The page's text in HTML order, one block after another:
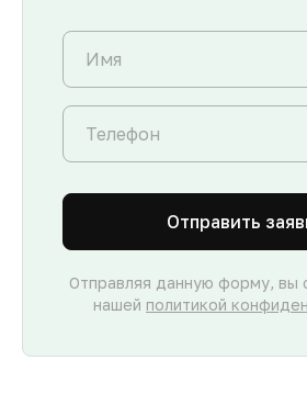
Отправить
Отправляя данную форму, вы
нашей политикой